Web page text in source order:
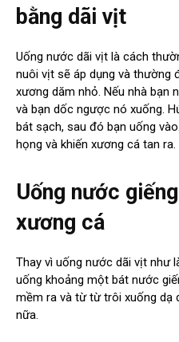
bằng dãi vịt
Uống nước dãi vịt là cách
nuôi vịt sẽ áp dụng và thường
xương dăm nhỏ. Nếu nhà bạn
và bạn dốc ngược nó xuống.
bát sạch, sau đó bạn uống
họng và khiến xương cá tan ra.
Uống nước
xương cá
Thay vì uống nước dãi vịt như
uống khoảng một bát nước
mềm ra và từ từ trôi xuống dạ
nữa.